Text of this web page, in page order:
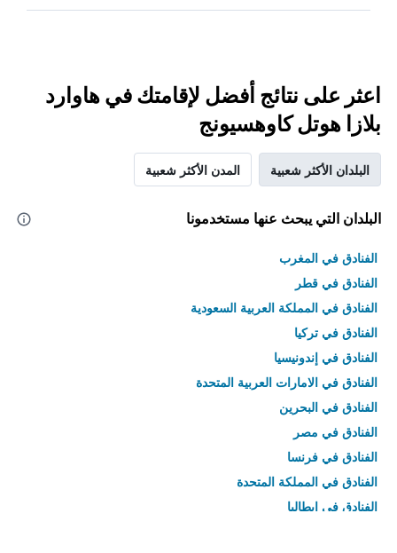
اعثر على نتائج أفضل لإقامتك في هاوارد
بلازا هوتل كاوهسيونج
البلدان الأكثر شعبية المدن الأكثر شعبية
البلدان التي يبحث عنها مستخدمونا
الفنادق في المغرب
الفنادق في قطر
الفنادق في المملكة العربية السعودية
الفنادق في تركيا
الفنادق في إندونيسيا
الفنادق في الامارات العربية المتحدة
الفنادق في البحرين
الفنادق في مصر
الفنادق في فرنسا
الفنادق في المملكة المتحدة
الفنادق في إيطاليا